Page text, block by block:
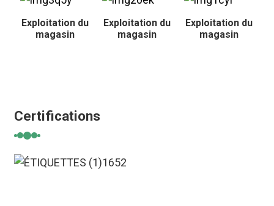
Exploitation du
magasin
Exploitation du
magasin
Exploitation du
magasin
Certifications